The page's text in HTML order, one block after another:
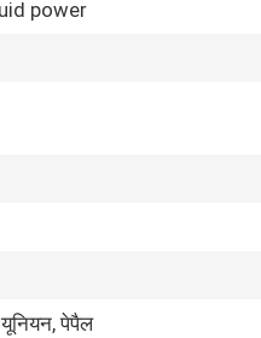
power
यूनियन, पेपैल